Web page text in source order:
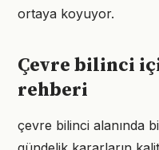
ortaya koyuyor.
Çevre bilinci
rehberi
çevre bilinci alanında